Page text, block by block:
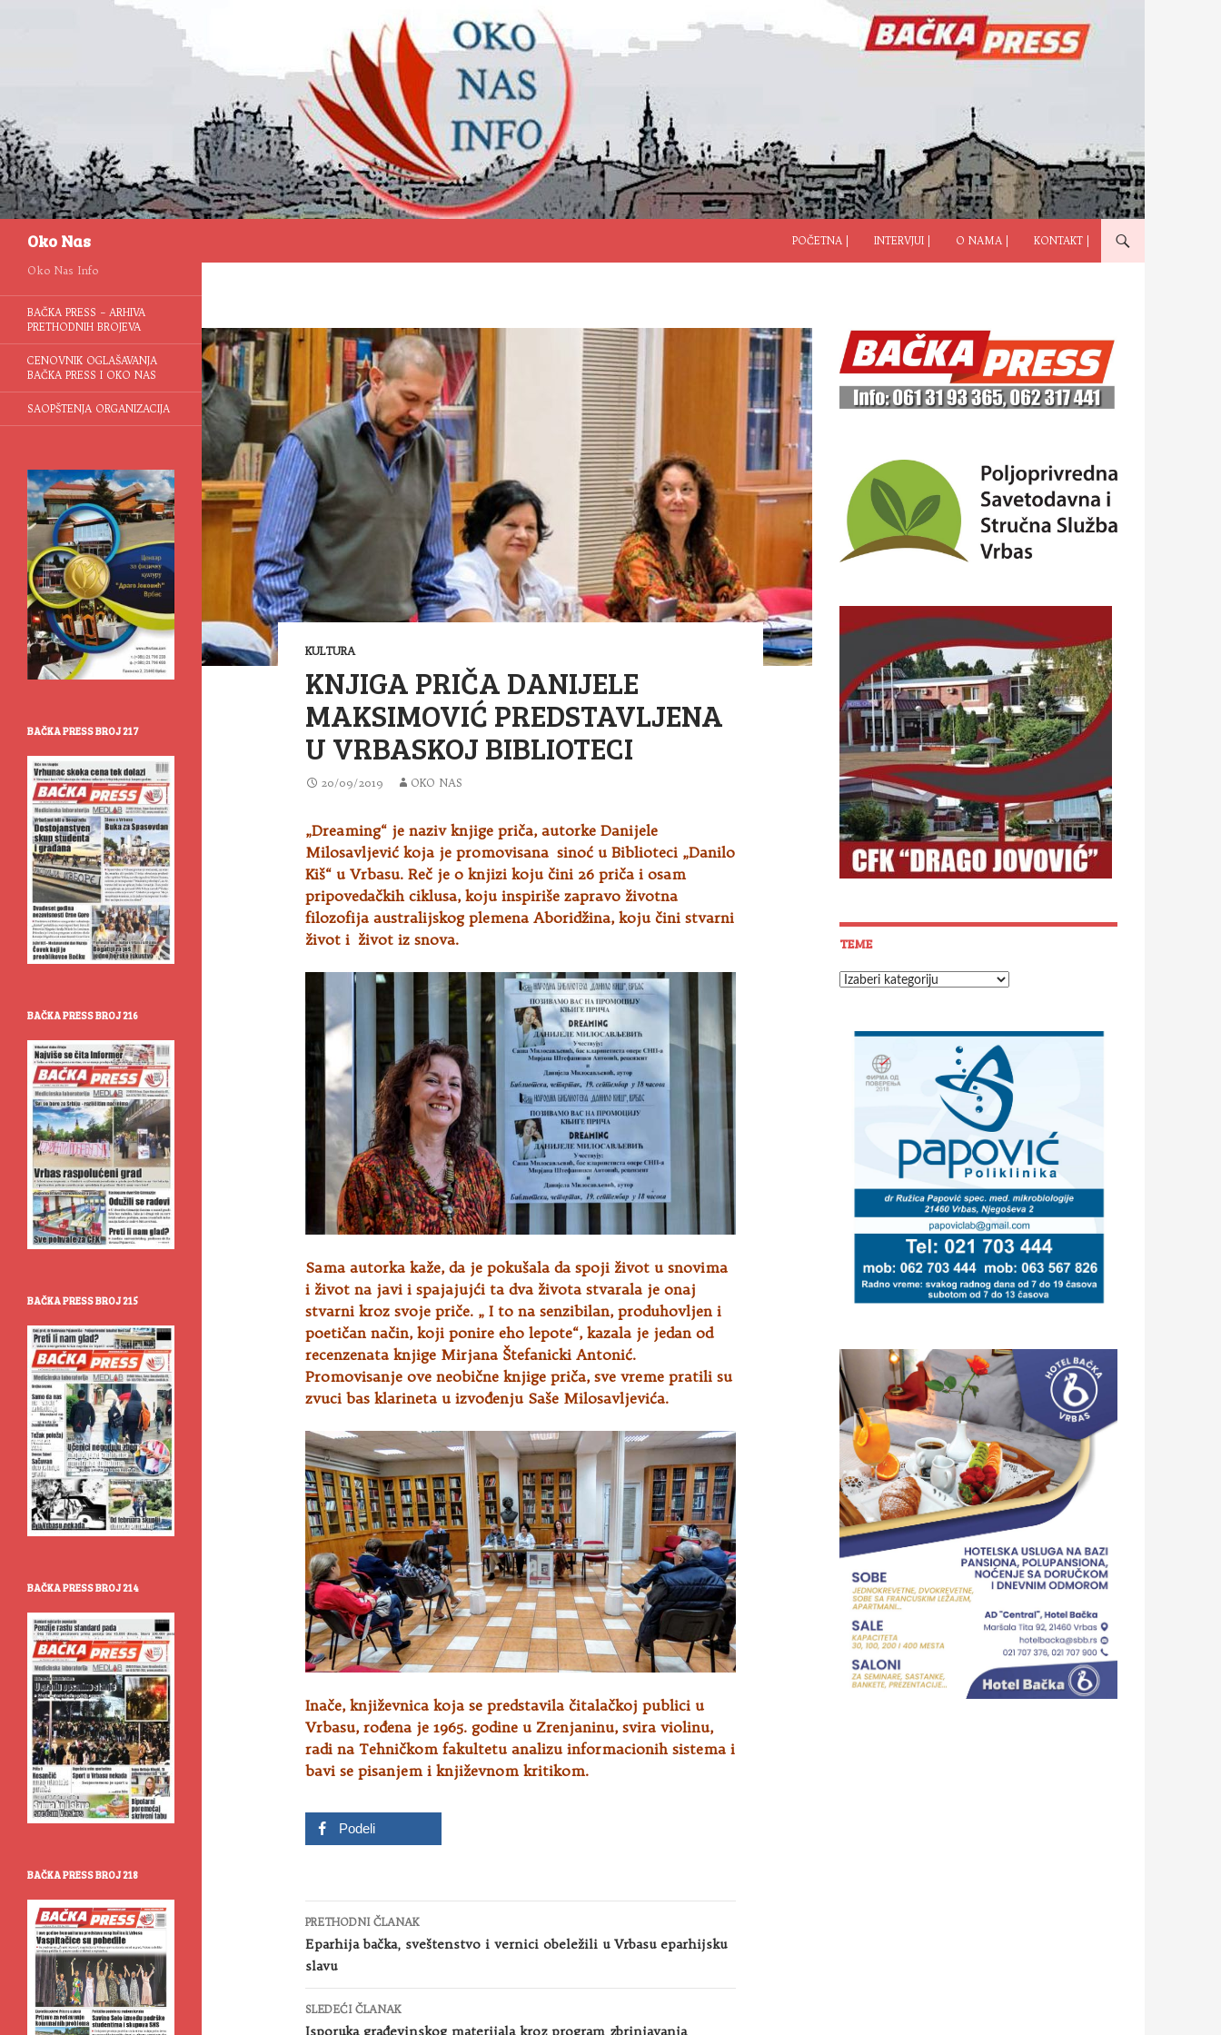
Oko Nas
POČETNA |
INTERVJUI | O NAMA | KONTAKT |
KULTURA
KNJIGA PRIČA DANIJELE
MAKSIMOVIĆ PREDSTAVLJENA
U VRBASKOJ BIBLIOTECI
20/09/2019 OKO NAS
„Dreaming“ je naziv knjige priča, autorke Danijele
Milosavljević koja je promovisana sinoć u Biblioteci „Danilo
Kiš“ u Vrbasu. Reč je o knjizi koju čini 26 priča i osam
pripovedačkih ciklusa, koju inspiriše zapravo životna
filozofija australijskog plemena Aboridžina, koju čini stvarni
život i život iz snova.
Sama autorka kaže, da je pokušala da spoji život u snovima
i život na javi i spajajujći ta dva života stvarala je onaj
stvarni kroz svoje priče. „ I to na senzibilan, produhovljen i
poetičan način, koji ponire eho lepote“, kazala je jedan od
recenzenata knjige Mirjana Štefanicki Antonić.
Promovisanje ove neobične knjige priča, sve vreme pratili su
zvuci bas klarineta u izvođenju Saše Milosavljevića.
Inače, književnica koja se predstavila čitalačkoj publici u
Vrbasu, rođena je 1965. godine u Zrenjaninu, svira violinu,
radi na Tehničkom fakultetu analizu informacionih sistema i
bavi se pisanjem i književnom kritikom.
Podeli
Kretanje
članaka
PRETHODNI ČLANAK
Eparhija bačka, sveštenstvo i vernici obeležili u Vrbasu eparhijsku
slavu
SLEDEĆI ČLANAK
Isporuka građevinskog materijala kroz program zbrinjavanja
TEME
Teme
Oko Nas Info
BAČKA PRESS – ARHIVA
PRETHODNIH BROJEVA
CENOVNIK OGLAŠAVANJA
BAČKA PRESS I OKO NAS
SAOPŠTENJA ORGANIZACIJA
BAČKA PRESS BROJ 217
BAČKA PRESS BROJ 216
BAČKA PRESS BROJ 215
BAČKA PRESS BROJ 214
BAČKA PRESS BROJ 218